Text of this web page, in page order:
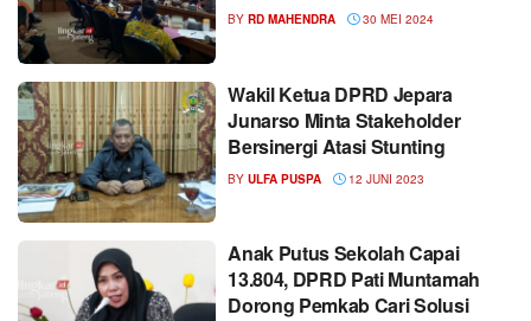
BY RD MAHENDRA 30 MEI 2024
Wakil Ketua DPRD Jepara
Junarso Minta Stakeholder
Bersinergi Atasi Stunting
BY ULFA PUSPA 12 JUNI 2023
Anak Putus Sekolah Capai
13.804, DPRD Pati Muntamah
Dorong Pemkab Cari Solusi